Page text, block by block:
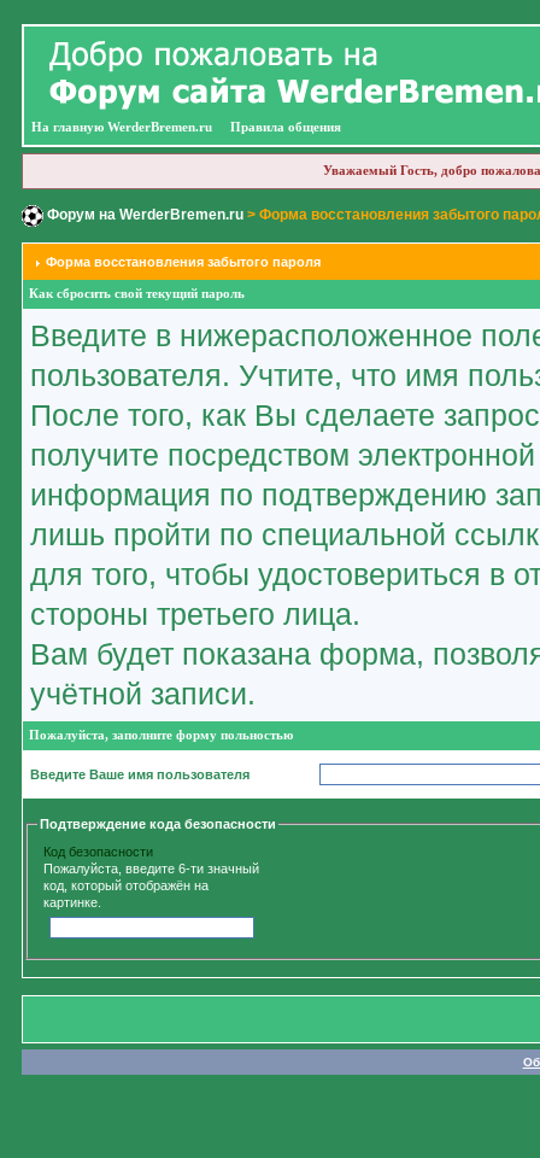
На главную WerderBremen.ru Правила общения
Уважаемый Гость, добро
Форум на WerderBremen.ru> Форма восстановления забытого
Форма восстановления забытого пароля
Как сбросить свой текущий пароль
Введите в нижерасположенное
пользователя. Учтите, что имя
После того, как Вы сделаете
получите посредством
информация по подтверждению
лишь пройти по специальной
для того, чтобы удостовериться в
стороны третьего лица.
Вам будет показана форма,
учётной записи.
Пожалуйста, заполните форму польностью
Введите Ваше имя пользователя
Подтверждение кода безопасности
Код безопасности
Пожалуйста, введите 6-ти значный
код, который отображён на
картинке.